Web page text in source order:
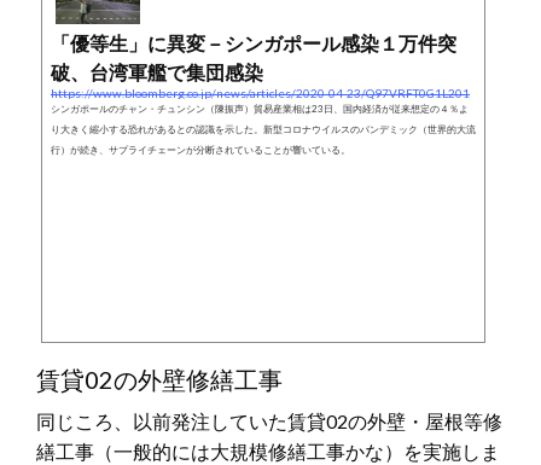
「優等生」に異変－シンガポール感染１万件突
破、台湾軍艦で集団感染
https://www.bloomberg.co.jp/news/articles/2020-04-23/Q97VRFT0G1L201
シンガポールのチャン・チュンシン（陳振声）貿易産業相は23日、国内経済が従来想定の４％よ
り大きく縮小する恐れがあるとの認識を示した。新型コロナウイルスのパンデミック（世界的大流
行）が続き、サプライチェーンが分断されていることが響いている。
賃貸02の外壁修繕工事
同じころ、以前発注していた賃貸02の外壁・屋根等修
繕工事（一般的には大規模修繕工事かな）を実施しま